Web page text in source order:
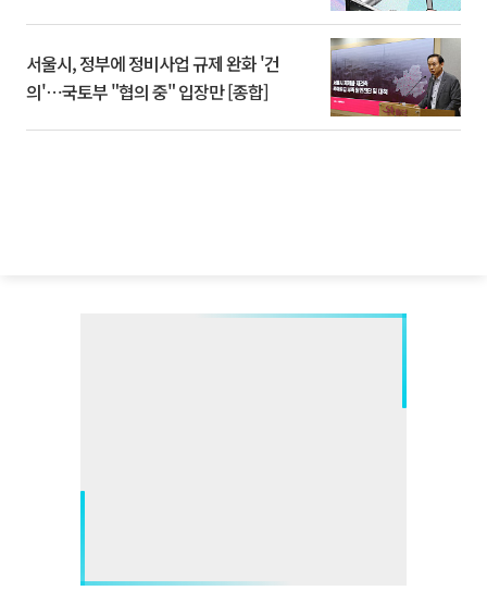
서울시, 정부에 정비사업 규제 완화 '건
의'⋯국토부 "협의 중" 입장만 [종합]